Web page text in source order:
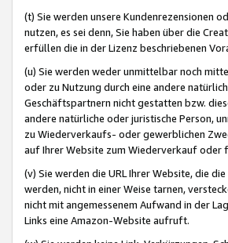
(t) Sie werden unsere Kundenrezensionen
nutzen, es sei denn, Sie haben über die
erfüllen die in der Lizenz beschriebenen
(u) Sie werden weder unmittelbar noch
oder zu Nutzung durch eine andere
Geschäftspartnern nicht gestatten bzw.
andere natürliche oder juristische Person,
zu Wiederverkaufs- oder gewerblichen
auf Ihrer Website zum Wiederverkauf oder
(v) Sie werden die URL Ihrer Website, die
werden, nicht in einer Weise tarnen,
nicht mit angemessenem Aufwand in der
Links eine Amazon-Website aufruft.